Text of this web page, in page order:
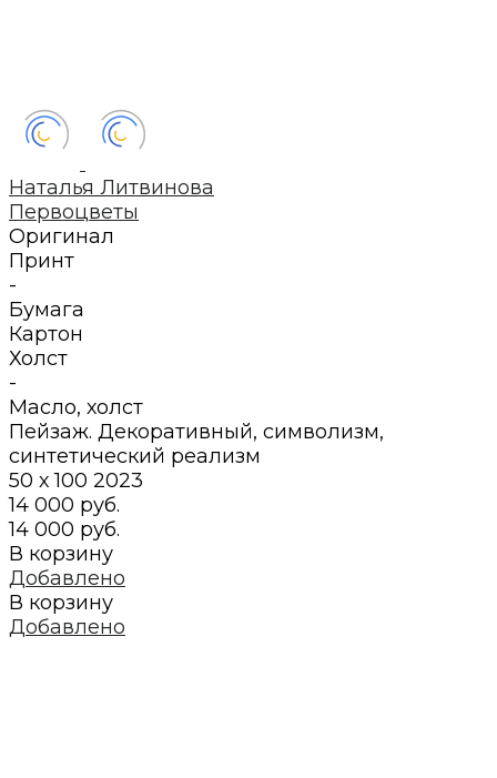
Наталья Литвинова
Первоцветы
Оригинал
Принт
-
Бумага
Картон
Холст
-
Масло, холст
Пейзаж. Декоративный, символизм,
синтетический реализм
50 х 100 2023
14 000 руб.
14 000 руб.
В корзину
Добавлено
В корзину
Добавлено